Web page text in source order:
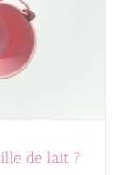
de lait ?